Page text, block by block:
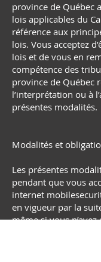
province de Québec
lois applicables du
référence aux
lois. Vous acceptez
lois et de vous en
compétence des
province de Québec
l’interprétation ou à
présentes modalités.
Modalités et
Les présentes
pendant que vous
internet
en vigueur par la
même si vous n’avez